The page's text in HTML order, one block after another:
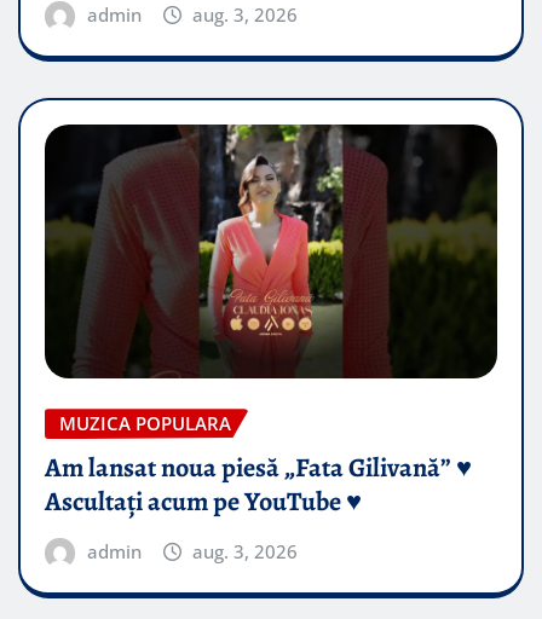
admin aug. 3, 2026
MUZICA POPULARA
Am lansat noua piesă „Fata Gilivană” ♥️
Ascultați acum pe YouTube ♥️
admin aug. 3, 2026